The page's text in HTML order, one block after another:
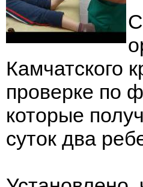
Камчатского
проверке по
которые
суток два